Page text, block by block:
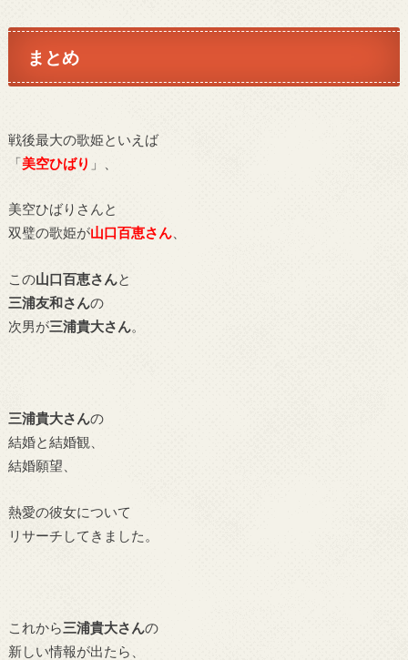
まとめ
戦後最大の歌姫といえば
「美空ひばり 」、
美空ひばりさんと
双璧の歌姫が山口百恵さん、
この山口百恵さんと
三浦友和さんの
次男が三浦貴大さん。
三浦貴大さんの
結婚と結婚観、
結婚願望、
熱愛の彼女について
リサーチしてきました。
これから三浦貴大さんの
新しい情報が出たら、